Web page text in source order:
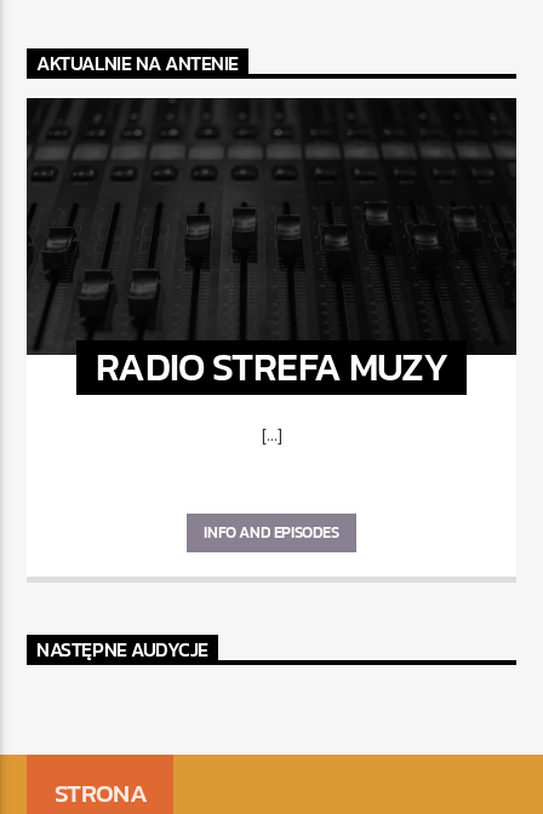
AKTUALNIE NA ANTENIE
RADIO STREFA MUZY
[...]
INFO AND EPISODES
NASTĘPNE AUDYCJE
STRONA